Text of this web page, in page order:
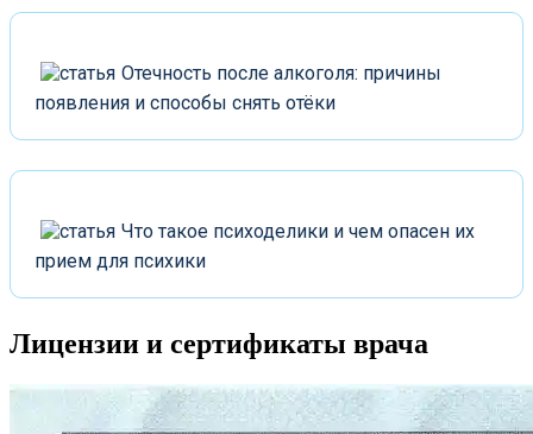
Отечность после алкоголя: причины
появления и способы снять отёки
Что такое психоделики и чем опасен их
прием для психики
Лицензии и сертификаты врача